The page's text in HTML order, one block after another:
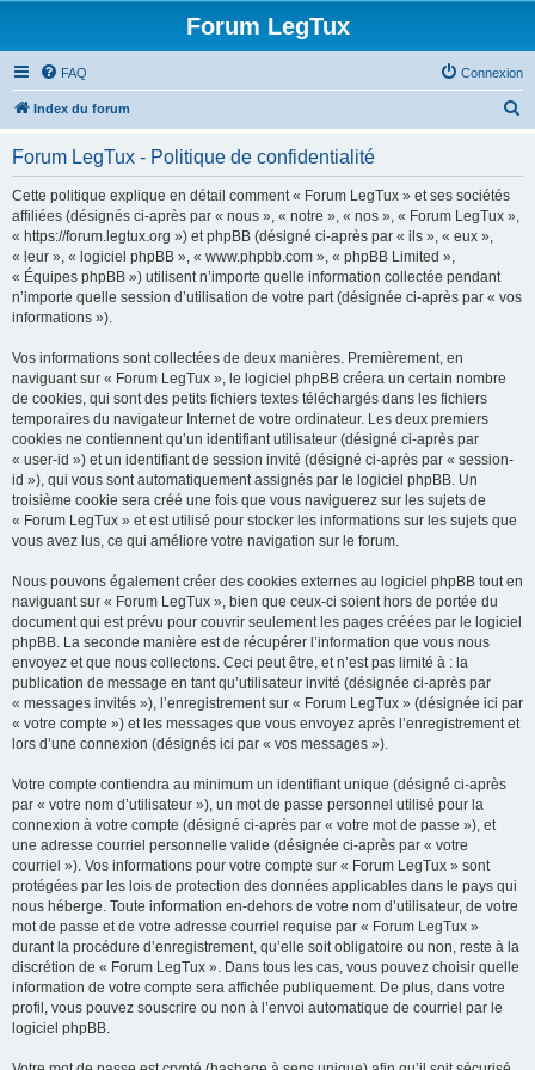
Forum LegTux
FAQ Connexion
Index du forum
Forum LegTux - Politique de confidentialité
Cette politique explique en détail comment « Forum LegTux » et ses sociétés
affiliées (désignés ci-après par « nous », « notre », « nos », « Forum LegTux »,
« https://forum.legtux.org ») et phpBB (désigné ci-après par « ils », « eux »,
« leur », « logiciel phpBB », « www.phpbb.com », « phpBB Limited »,
« Équipes phpBB ») utilisent n’importe quelle information collectée pendant
n’importe quelle session d’utilisation de votre part (désignée ci-après par « vos
informations »).
Vos informations sont collectées de deux manières. Premièrement, en
naviguant sur « Forum LegTux », le logiciel phpBB créera un certain nombre
de cookies, qui sont des petits fichiers textes téléchargés dans les fichiers
temporaires du navigateur Internet de votre ordinateur. Les deux premiers
cookies ne contiennent qu’un identifiant utilisateur (désigné ci-après par
« user-id ») et un identifiant de session invité (désigné ci-après par « session-
id »), qui vous sont automatiquement assignés par le logiciel phpBB. Un
troisième cookie sera créé une fois que vous naviguerez sur les sujets de
« Forum LegTux » et est utilisé pour stocker les informations sur les sujets que
vous avez lus, ce qui améliore votre navigation sur le forum.
Nous pouvons également créer des cookies externes au logiciel phpBB tout en
naviguant sur « Forum LegTux », bien que ceux-ci soient hors de portée du
document qui est prévu pour couvrir seulement les pages créées par le logiciel
phpBB. La seconde manière est de récupérer l’information que vous nous
envoyez et que nous collectons. Ceci peut être, et n’est pas limité à : la
publication de message en tant qu’utilisateur invité (désignée ci-après par
« messages invités »), l’enregistrement sur « Forum LegTux » (désignée ici par
« votre compte ») et les messages que vous envoyez après l’enregistrement et
lors d’une connexion (désignés ici par « vos messages »).
Votre compte contiendra au minimum un identifiant unique (désigné ci-après
par « votre nom d’utilisateur »), un mot de passe personnel utilisé pour la
connexion à votre compte (désigné ci-après par « votre mot de passe »), et
une adresse courriel personnelle valide (désignée ci-après par « votre
courriel »). Vos informations pour votre compte sur « Forum LegTux » sont
protégées par les lois de protection des données applicables dans le pays qui
nous héberge. Toute information en-dehors de votre nom d’utilisateur, de votre
mot de passe et de votre adresse courriel requise par « Forum LegTux »
durant la procédure d’enregistrement, qu’elle soit obligatoire ou non, reste à la
discrétion de « Forum LegTux ». Dans tous les cas, vous pouvez choisir quelle
information de votre compte sera affichée publiquement. De plus, dans votre
profil, vous pouvez souscrire ou non à l’envoi automatique de courriel par le
logiciel phpBB.